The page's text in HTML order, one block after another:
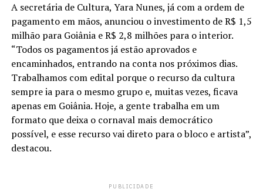
A secretária de Cultura, Yara Nunes, já com a ordem de
pagamento em mãos, anunciou o investimento de R$ 1,5
milhão para Goiânia e R$ 2,8 milhões para o interior.
“Todos os pagamentos já estão aprovados e
encaminhados, entrando na conta nos próximos dias.
Trabalhamos com edital porque o recurso da cultura
sempre ia para o mesmo grupo e, muitas vezes, ficava
apenas em Goiânia. Hoje, a gente trabalha em um
formato que deixa o cornaval mais democrático
possível, e esse recurso vai direto para o bloco e artista”,
destacou.
PUBLICIDADE